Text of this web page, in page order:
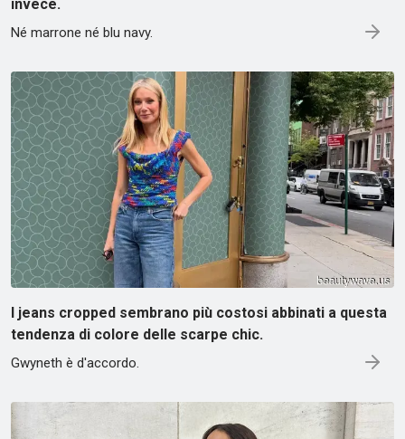
invece.
Né marrone né blu navy.
I jeans cropped sembrano più costosi abbinati a questa
tendenza di colore delle scarpe chic.
Gwyneth è d'accordo.